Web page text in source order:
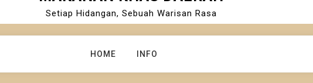
Setiap Hidangan, Sebuah Warisan Rasa
HOME INFO